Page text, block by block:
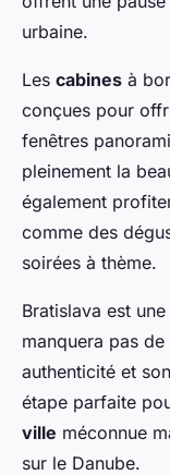
urbaine.
Les cabines à
conçues pour
fenêtres
pleinement la
également
comme des
soirées à thème.
Bratislava est
manquera pas
authenticité et
étape parfaite
ville méconnue
sur le Danube.